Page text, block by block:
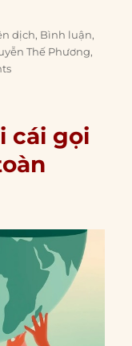
dịch, Bình luận,
Thế Phương,
cái gọi